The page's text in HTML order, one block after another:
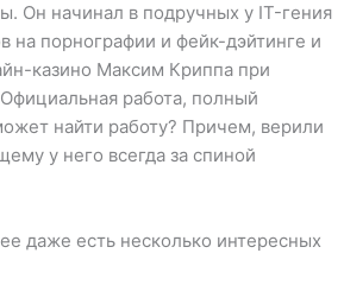
Он начинал в подручных у IT-гения
на порнографии и фейк-дэйтинге и
казино Максим Криппа при
работа, полный
найти работу? Причем, верили
у него всегда за спиной
даже есть несколько интересных